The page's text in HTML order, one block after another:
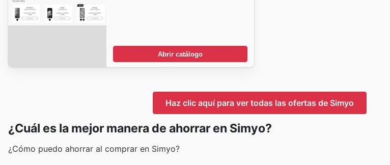
Abrir catálogo
Haz clic aquí para ver todas las ofertas de Simyo
¿Cuál es la mejor manera de ahorrar en Simyo?
¿Cómo puedo ahorrar al comprar en Simyo?